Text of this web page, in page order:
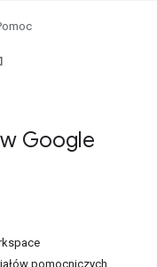
Google
pomocniczych